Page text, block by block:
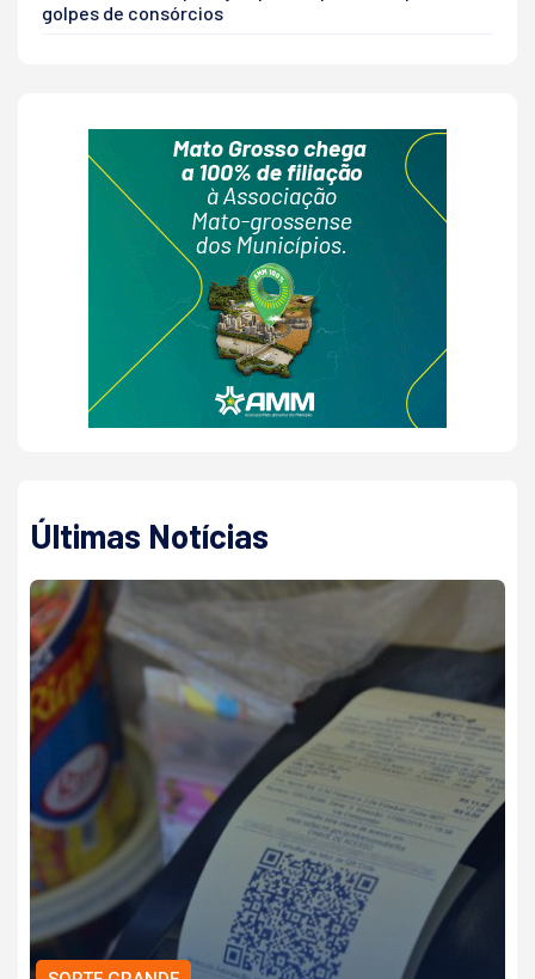
golpes de consórcios
Últimas Notícias